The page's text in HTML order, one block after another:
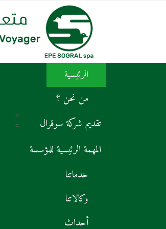
الرئيسية
من نحن ؟
تقديم شركة سوقرال
المهمة الرئيسية للمؤسسة
خدماتنا
وكالاتنا
أحداث